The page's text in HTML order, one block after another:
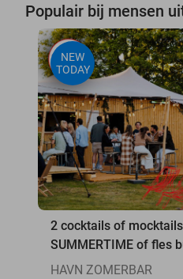
Populair bij mensen
NEW
TODAY
2 cocktails of
SUMMERTIME of fles
HAVN ZOMERBAR